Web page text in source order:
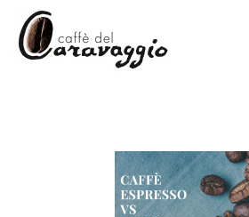
Skip to main content